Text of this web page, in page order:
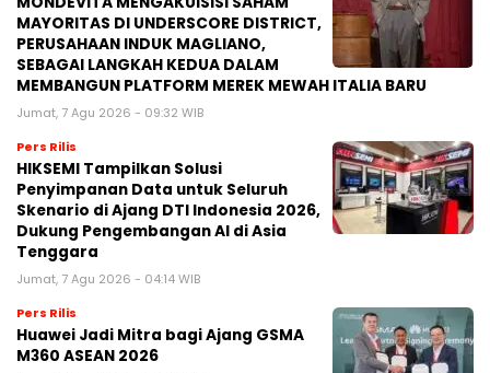
MAYORITAS DI UNDERSCORE DISTRICT,
PERUSAHAAN INDUK MAGLIANO,
SEBAGAI LANGKAH KEDUA DALAM
MEMBANGUN PLATFORM MEREK MEWAH ITALIA BARU
Jumat, 7 Agu 2026 - 09:32 WIB
Pers Rilis
HIKSEMI Tampilkan Solusi
Penyimpanan Data untuk Seluruh
Skenario di Ajang DTI Indonesia 2026,
Dukung Pengembangan AI di Asia
Tenggara
Jumat, 7 Agu 2026 - 04:14 WIB
Pers Rilis
Huawei Jadi Mitra bagi Ajang GSMA
M360 ASEAN 2026